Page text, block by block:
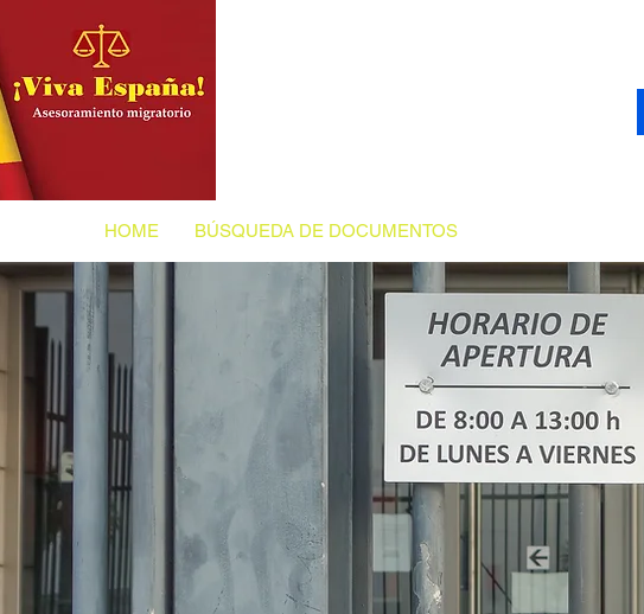
HOME BÚSQUEDA DE DOCUMENTOS